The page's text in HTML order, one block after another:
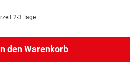
2-3 Tage
den Warenkorb